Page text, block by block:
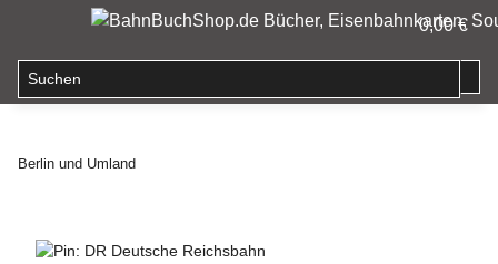
0,00 €
Berlin und Umland